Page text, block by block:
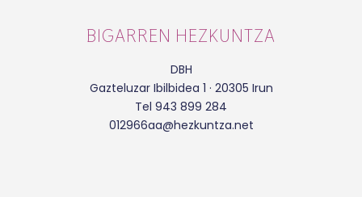
BIGARREN HEZKUNTZA
DBH
Gazteluzar Ibilbidea 1 · 20305 Irun
Tel 943 899 284
012966aa@hezkuntza.net